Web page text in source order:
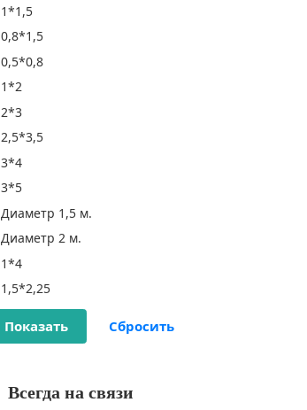
1*1,5
0,8*1,5
0,5*0,8
1*2
2*3
2,5*3,5
3*4
3*5
Диаметр 1,5 м.
Диаметр 2 м.
1*4
1,5*2,25
Всегда на связи